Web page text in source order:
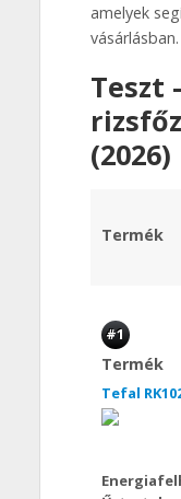
amelyek
vásárlásban.
Teszt
(2026)
Termék
#1
Termék
Tefal